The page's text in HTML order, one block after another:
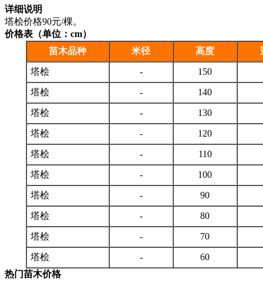
详细说明
塔桧价格90元/棵。
价格表（单位：cm）
苗木品种
米径 高度
塔桧 - 150
塔桧 - 140
塔桧 - 130
塔桧 - 120
塔桧 - 110
塔桧 - 100
塔桧 - 90
塔桧 - 80
塔桧 - 70
塔桧 -
60
热门苗木价格